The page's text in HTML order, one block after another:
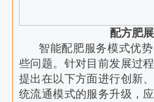
配方肥
智能配肥服务模式优
些问题。针对目前发展过
提出在以下方面进行创新
统流通模式的服务升级，